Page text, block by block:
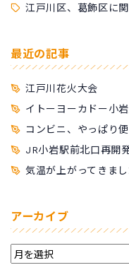
江戸川区、葛飾区に
最近の記事
江戸川花火大会
イトーヨーカドー小
コンビニ、やっぱり便
JR小岩駅前北口再開
気温が上がってきま
アーカイブ